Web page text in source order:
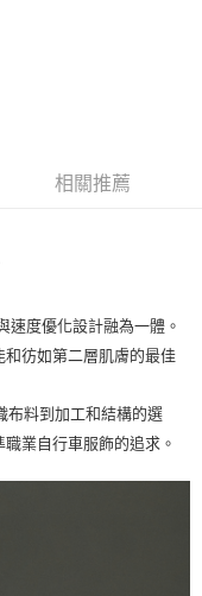
相關推薦
速度優化設計融為一體。
彷如第二層肌膚的最佳
布料到加工和結構的選
業自行車服飾的追求。